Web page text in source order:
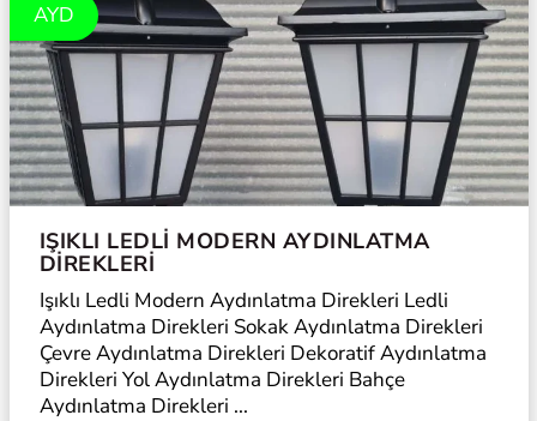
AYD
IŞIKLI LEDLI MODERN AYDINLATMA
DIREKLERI
Işıklı Ledli Modern Aydınlatma Direkleri Ledli
Aydınlatma Direkleri Sokak Aydınlatma Direkleri
Çevre Aydınlatma Direkleri Dekoratif Aydınlatma
Direkleri Yol Aydınlatma Direkleri Bahçe
Aydınlatma Direkleri ...